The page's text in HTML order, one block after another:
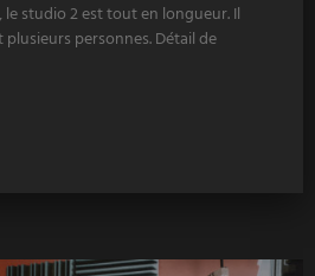
le studio 2 est tout en longueur. Il
personnes. Détail de